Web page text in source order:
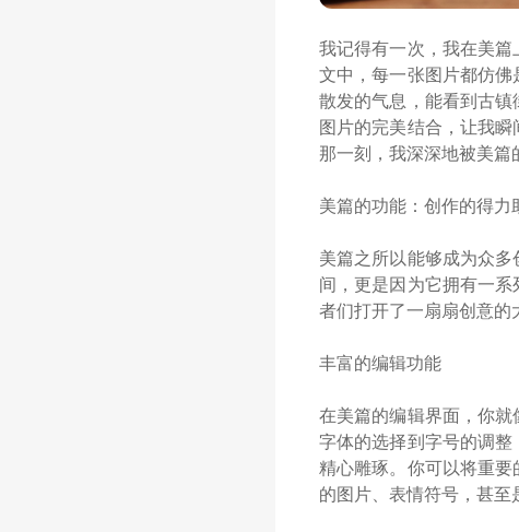
我记得有一次，我在美
文中，每一张图片都仿
散发的气息，能看到古
图片的完美结合，让我瞬
那一刻，我深深地被美篇
美篇的功能：创作的得力
美篇之所以能够成为众
间，更是因为它拥有一
者们打开了一扇扇创意的
丰富的编辑功能
在美篇的编辑界面，你
字体的选择到字号的调
精心雕琢。你可以将重
的图片、表情符号，甚至